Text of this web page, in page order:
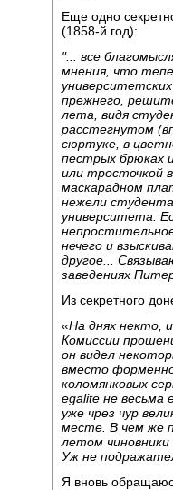
Еще одно
(1858-й год):
"... все
мнения, что
прежнего,
лета, видя
расстегнутом
сюртуке, в
пестрых брюках
или тросточкой
маскарадном
нежели
университета.
нечего и
другое...
заведениях
Из секретного
«На днях некто,
Комиссии
он видел
вместо
коломянковых
egalite не весьма
уже чрез чур
месте. В чем же
летом
Уж не
Я вновь